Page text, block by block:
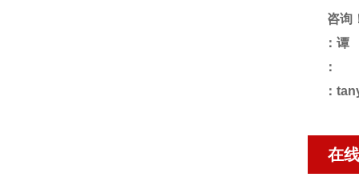
咨询
：谭
：
：
在